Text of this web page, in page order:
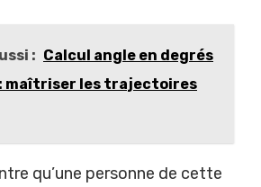
: Calcul angle en degrés
maîtriser les trajectoires
qu’une personne de cette